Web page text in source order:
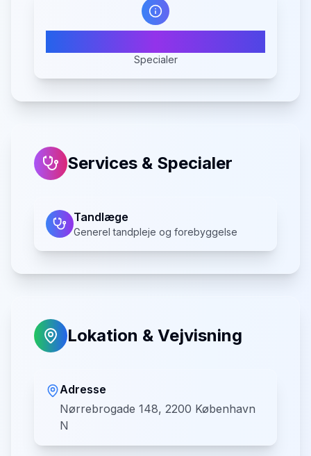
Specialer
Services & Specialer
Tandlæge
Generel tandpleje og forebyggelse
Lokation & Vejvisning
Adresse
Nørrebrogade 148, 2200 København
N